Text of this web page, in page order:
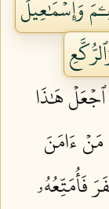
وَإِسۡمَٰعِيلَ
هَٰذَا
مَنۡ ءَامَنَ
فَأُمَتِّعُهُۥ